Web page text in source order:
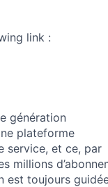
link :
génération
plateforme
service, et ce, par
millions
est toujours